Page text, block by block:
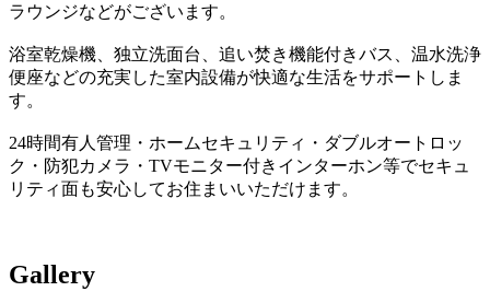
ラウンジなどがございます。
浴室乾燥機、独立洗面台、追い焚き機能付きバス、温水洗浄
便座などの充実した室内設備が快適な生活をサポートしま
す。
24時間有人管理・ホームセキュリティ・ダブルオートロッ
ク・防犯カメラ・TVモニター付きインターホン等でセキュ
リティ面も安心してお住まいいただけます。
Gallery